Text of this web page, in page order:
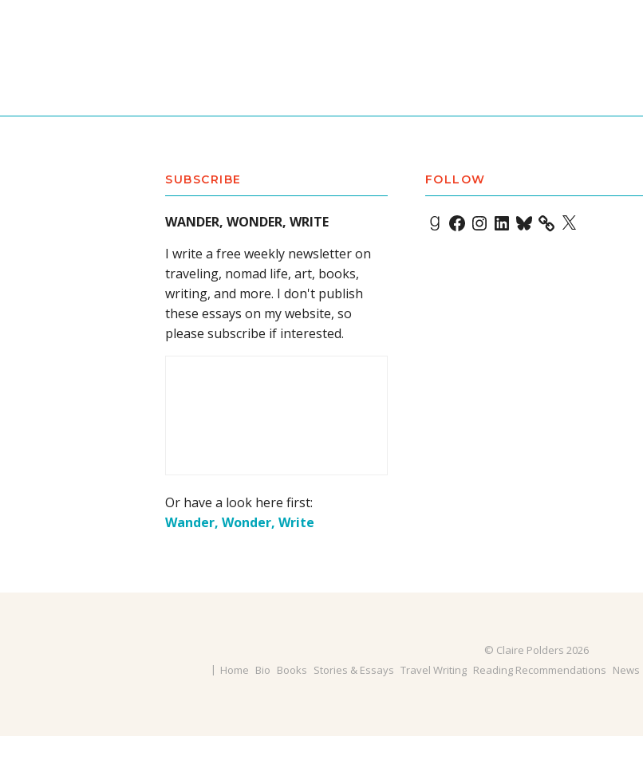
SUBSCRIBE
WANDER, WONDER, WRITE
I write a free weekly newsletter on
traveling, nomad life, art, books,
writing, and more. I don't publish
these essays on my website, so
please subscribe if interested.
Or have a look here first:
Wander, Wonder, Write
FOLLOW
Goodreads
Facebook
Instagram
LinkedIn
Bluesky X
© Claire Polders 2026
Home Bio Books Stories & Essays Travel Writing Reading Recommendations News